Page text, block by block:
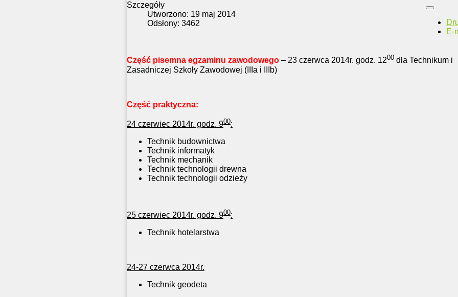
E-
Szczegóły
Utworzono: 19 maj 2014
Odsłony: 3462
Część pisemna egzaminu zawodowego – 23 czerwca 2014r. godz. 1200 dla Technikum i
Zasadniczej Szkoły Zawodowej (IIIa i IIIb)
Część praktyczna:
24 czerwiec 2014r. godz. 900:
Technik budownictwa
Technik informatyk
Technik mechanik
Technik technologii drewna
Technik technologii odzieży
25 czerwiec 2014r. godz. 900:
Technik hotelarstwa
24-27 czerwca 2014r.
Technik geodeta